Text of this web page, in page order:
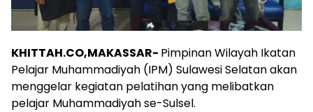
KHITTAH.CO,MAKASSAR- Pimpinan Wilayah Ikatan
Pelajar Muhammadiyah (IPM) Sulawesi Selatan akan
menggelar kegiatan pelatihan yang melibatkan
pelajar Muhammadiyah se-Sulsel.